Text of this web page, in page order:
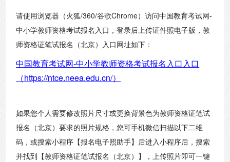
请使用浏览器（火狐/360/谷歌Chrome）访问中国教育考试网-
中小学教师资格考试报名入口，登录后上传证件照电子版，教
师资格证笔试报名（北京）入口网址如下：
中国教育考试网-中小学教师资格考试报名入口入口
（https://ntce.neea.edu.cn/）
如果您个人需要修改照片尺寸或更换背景色为教师资格证笔试
报名（北京）要求的照片规格，您可手机微信扫描以下二维
码，或搜索小程序【报名电子照助手】后进入小程序后，搜索
并找到【教师资格证笔试报名（北京）】，上传照片即可一键